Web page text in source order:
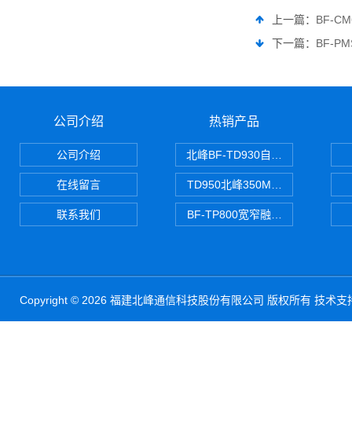
上一篇： BF-
下一篇： BF-
公司介绍
公司介绍
在线留言
联系我们
热销产品
北峰BF-TD930自组网对讲机
TD950北峰350M对讲机 PDT数
BF-TP800宽窄融合对讲机
Copyright © 2026 福建北峰通信科技股份有限公司 版权所有 技术支